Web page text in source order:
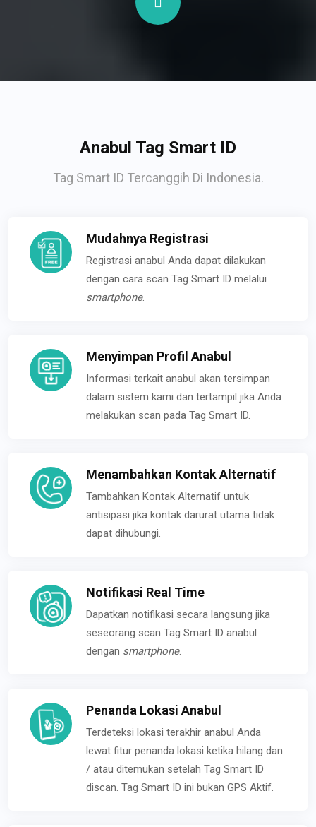
Anabul Tag Smart ID
Tag Smart ID Tercanggih Di Indonesia.
Mudahnya Registrasi
Registrasi anabul Anda dapat dilakukan
dengan cara scan Tag Smart ID melalui
smartphone.
Menyimpan Profil Anabul
Informasi terkait anabul akan tersimpan
dalam sistem kami dan tertampil jika Anda
melakukan scan pada Tag Smart ID.
Menambahkan Kontak Alternatif
Tambahkan Kontak Alternatif untuk
antisipasi jika kontak darurat utama tidak
dapat dihubungi.
Notifikasi Real Time
Dapatkan notifikasi secara langsung jika
seseorang scan Tag Smart ID anabul
dengan smartphone.
Penanda Lokasi Anabul
Terdeteksi lokasi terakhir anabul Anda
lewat fitur penanda lokasi ketika hilang dan
/ atau ditemukan setelah Tag Smart ID
discan. Tag Smart ID ini bukan GPS Aktif.